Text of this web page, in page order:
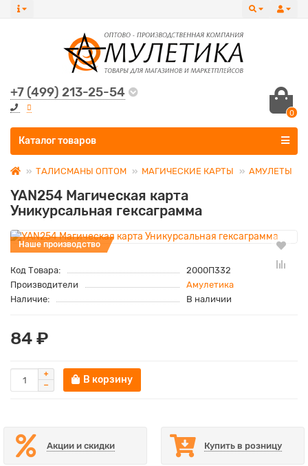
+7 (499) 213-25-54
0
Все категории
Каталог товаров
ТАЛИСМАНЫ ОПТОМ МАГИЧЕСКИЕ КАРТЫ АМУЛЕТЫ
YAN254 Магическая карта
Уникурсальная гексаграмма
Наше производство
Код Товара:
2000П332
Производители
Амулетика
Наличие:
В наличии
84 ₽
В корзину
Акции и скидки Купить в розницу